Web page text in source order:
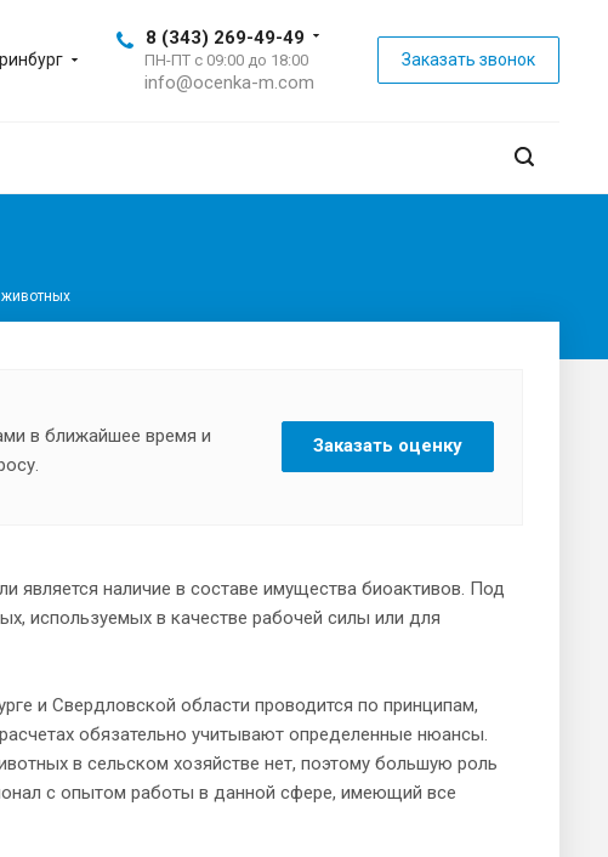
8 (343) 269-49-49
ПН-ПТ с 09:00 до 18:00
info@ocenka-m.com
Заказать звонок
в ближайшее время и
Заказать оценку
является наличие в составе имущества биоактивов. Под
используемых в качестве рабочей силы или для
и Свердловской области проводится по принципам,
обязательно учитывают определенные нюансы.
в сельском хозяйстве нет, поэтому большую роль
с опытом работы в данной сфере, имеющий все